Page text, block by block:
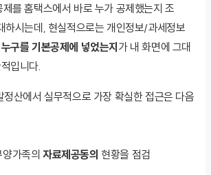
를 홈택스에서 바로 누가 공제했는지 조
하시는데, 현실적으로는 개인정보/과세정보
구를 기본공제에 넣었는지가 내 화면에 그대
입니다.
산에서 실무적으로 가장 확실한 접근은 다음
양가족의자료제공동의 현황을 점검